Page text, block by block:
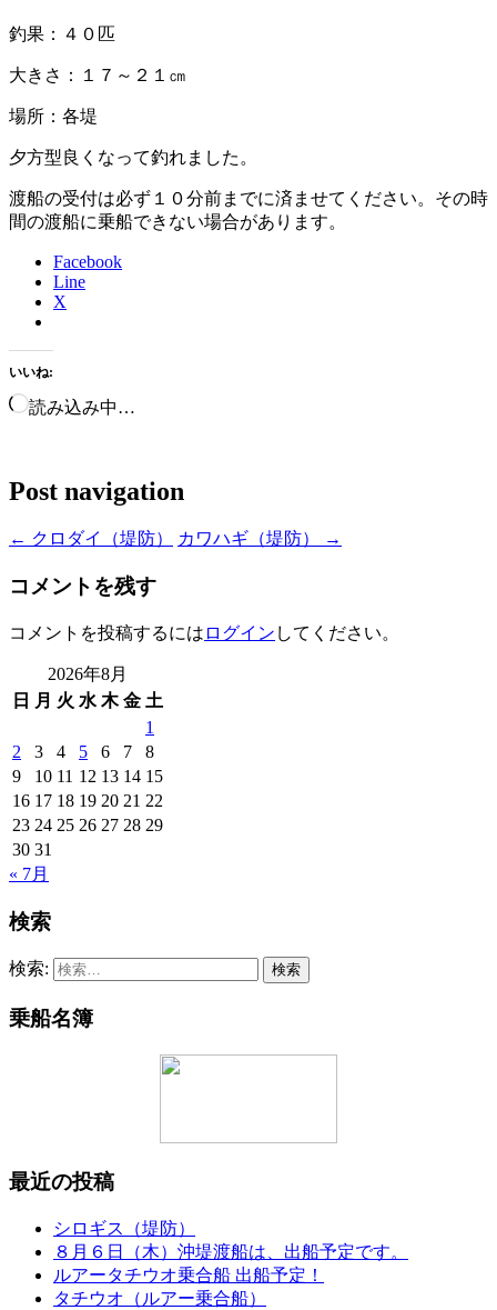
釣果：４０匹
大きさ：１７～２１㎝
場所：各堤
夕方型良くなって釣れました。
渡船の受付は必ず１０分前までに済ませてください。その時
間の渡船に乗船できない場合があります。
Facebook
Line
X
いいね:
読み込み中…
Post navigation
← クロダイ（堤防） カワハギ（堤防） →
コメントを残す
コメントを投稿するには ログイン してください。
2026年8月
日
月 火 水 木 金 土
1
2
3 4 5 6 7
8
9
10 11 12 13 14 15
16 17 18 19 20 21 22
23 24 25 26 27 28 29
30 31
« 7月
検索
検索:
乗船名簿
最近の投稿
シロギス（堤防）
８月６日（木）沖堤渡船は、出船予定です。
ルアータチウオ乗合船 出船予定！
タチウオ（ルアー乗合船）